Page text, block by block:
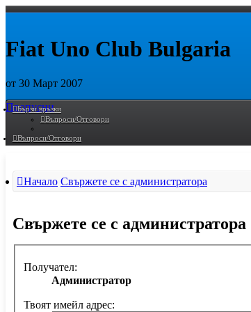
Fiat Uno Club Bulgaria
от 30 Март 2007
Пропусни
Бързи връзки
Въпроси/Отговори
Въпроси/Отговори
Начало Свържете се с администратора
Свържете се с администратора
Получател:
Администратор
Твоят имейл адрес: